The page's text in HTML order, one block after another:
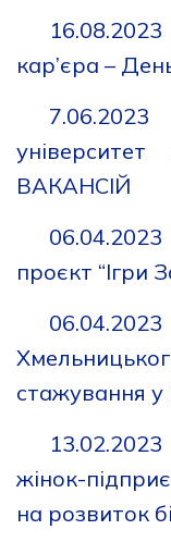
кар’єра –
ВАКАНСІЙ
проєкт “Ігри
06.
стажування у
жінок-
на розвиток